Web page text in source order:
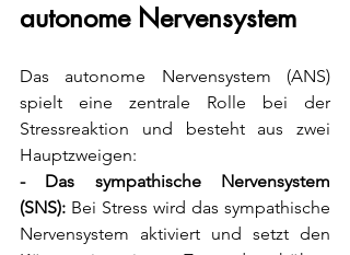
autonome Nervensystem
Das autonome Nervensystem (ANS)
spielt eine zentrale Rolle bei der
Stressreaktion und besteht aus zwei
Hauptzweigen:
- Das sympathische Nervensystem
(SNS): Bei Stress wird das sympathische
Nervensystem aktiviert und setzt den